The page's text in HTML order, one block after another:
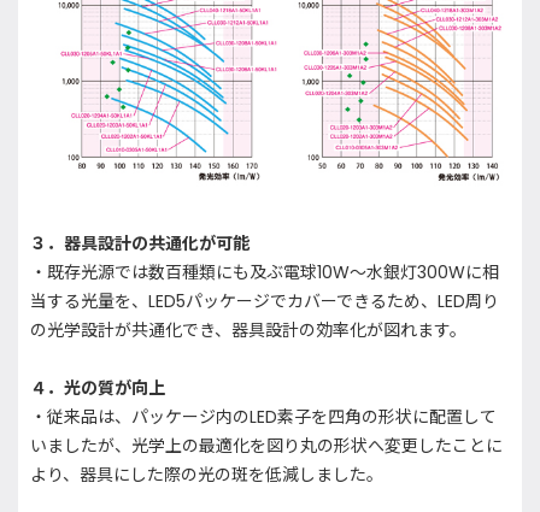
３．器具設計の共通化が可能
・既存光源では数百種類にも及ぶ電球10W～水銀灯300Wに相
当する光量を、LED5パッケージでカバーできるため、LED周り
の光学設計が共通化でき、器具設計の効率化が図れます。
４．光の質が向上
・従来品は、パッケージ内のLED素子を四角の形状に配置して
いましたが、光学上の最適化を図り丸の形状へ変更したことに
より、器具にした際の光の斑を低減しました。